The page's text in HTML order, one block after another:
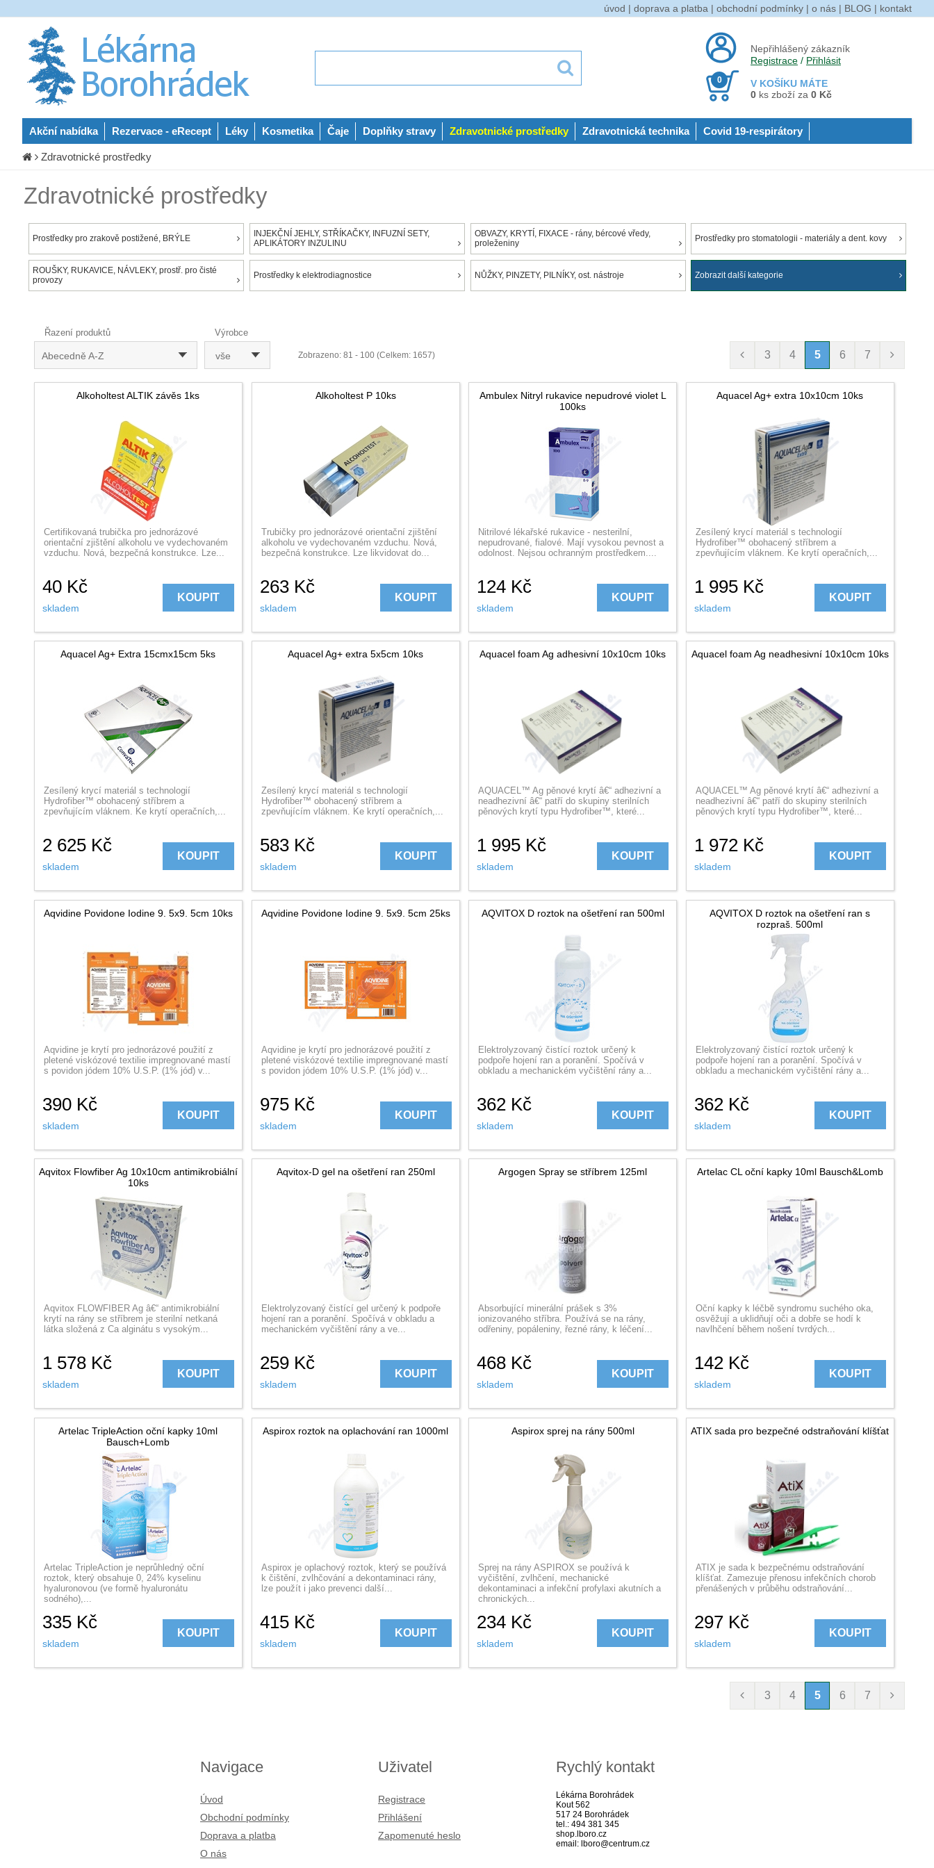
úvod | doprava a platba | obchodní podmínky | o nás | BLOG | kontakt
Nepřihlášený zákazník
Registrace / Přihlásit
V KOŠÍKU MÁTE
0
0 ks zboží za 0 Kč
Akční nabídka Rezervace - eRecept Léky Kosmetika Čaje Doplňky stravy Zdravotnické prostředky Zdravotnická technika Covid 19-respirátory
Zdravotnické prostředky
Zdravotnické prostředky
Prostředky pro zrakově postižené, BRÝLE
INJEKČNÍ JEHLY, STŘÍKAČKY, INFUZNÍ SETY,
APLIKÁTORY INZULINU
OBVAZY, KRYTÍ, FIXACE - rány, bércové vředy,
proleženiny
Prostředky pro stomatologii - materiály a dent. kovy
ROUŠKY, RUKAVICE, NÁVLEKY, prostř. pro čisté
provozy
Prostředky k elektrodiagnostice NŮŽKY, PINZETY, PILNÍKY, ost. nástroje Zobrazit další kategorie
Řazení produktů
Abecedně A-Z
Výrobce
vše Zobrazeno: 81 - 100 (Celkem: 1657) 3 4 5 6 7
Alkoholtest ALTIK závěs 1ks
Certifikovaná trubička pro jednorázové
orientační zjištění alkoholu ve vydechovaném
vzduchu. Nová, bezpečná konstrukce. Lze...
40 Kč
skladem
KOUPIT
Alkoholtest P 10ks
Trubičky pro jednorázové orientační zjištění
alkoholu ve vydechovaném vzduchu. Nová,
bezpečná konstrukce. Lze likvidovat do...
263Kč
skladem
KOUPIT
Ambulex Nitryl rukavice nepudrové violet L
100ks
Nitrilové lékařské rukavice - nesterilní,
nepudrované, fialové. Mají vysokou pevnost a
odolnost. Nejsou ochranným prostředkem....
124 Kč
skladem
KOUPIT
Aquacel Ag+ extra 10x10cm 10ks
Zesílený krycí materiál s technologií
Hydrofiber™ obohacený stříbrem a
zpevňujícím vláknem. Ke krytí operačních,...
1 995Kč
skladem
KOUPIT
Aquacel Ag+ Extra 15cmx15cm 5ks
Zesílený krycí materiál s technologií
Hydrofiber™ obohacený stříbrem a
zpevňujícím vláknem. Ke krytí operačních,...
2 625 Kč
skladem
KOUPIT
Aquacel Ag+ extra 5x5cm 10ks
Zesílený krycí materiál s technologií
Hydrofiber™ obohacený stříbrem a
zpevňujícím vláknem. Ke krytí operačních,...
583Kč
skladem
KOUPIT
Aquacel foam Ag adhesivní 10x10cm 10ks
AQUACEL™ Ag pěnové krytí â€“ adhezivní a
neadhezivní â€“ patří do skupiny sterilních
pěnových krytí typu Hydrofiber™, které...
1 995 Kč
skladem
KOUPIT
Aquacel foam Ag neadhesivní 10x10cm 10ks
AQUACEL™ Ag pěnové krytí â€“ adhezivní a
neadhezivní â€“ patří do skupiny sterilních
pěnových krytí typu Hydrofiber™, které...
1 972Kč
skladem
KOUPIT
Aqvidine Povidone Iodine 9. 5x9. 5cm 10ks
Aqvidine je krytí pro jednorázové použití z
pletené viskózové textilie impregnované mastí
s povidon jódem 10% U.S.P. (1% jód) v...
390 Kč
skladem
KOUPIT
Aqvidine Povidone Iodine 9. 5x9. 5cm 25ks
Aqvidine je krytí pro jednorázové použití z
pletené viskózové textilie impregnované mastí
s povidon jódem 10% U.S.P. (1% jód) v...
975Kč
skladem
KOUPIT
AQVITOX D roztok na ošetření ran 500ml
Elektrolyzovaný čistící roztok určený k
podpoře hojení ran a poranění. Spočívá v
obkladu a mechanickém vyčištění rány a...
362 Kč
skladem
KOUPIT
AQVITOX D roztok na ošetření ran s
rozpraš. 500ml
Elektrolyzovaný čistící roztok určený k
podpoře hojení ran a poranění. Spočívá v
obkladu a mechanickém vyčištění rány a...
362Kč
skladem
KOUPIT
Aqvitox Flowfiber Ag 10x10cm antimikrobiální
10ks
Aqvitox FLOWFIBER Ag â€“ antimikrobiální
krytí na rány se stříbrem je sterilní netkaná
látka složená z Ca alginátu s vysokým...
1 578 Kč
skladem
KOUPIT
Aqvitox-D gel na ošetření ran 250ml
Elektrolyzovaný čistící gel určený k podpoře
hojení ran a poranění. Spočívá v obkladu a
mechanickém vyčištění rány a ve...
259Kč
skladem
KOUPIT
Argogen Spray se stříbrem 125ml
Absorbující minerální prášek s 3%
ionizovaného stříbra. Používá se na rány,
odřeniny, popáleniny, řezné rány, k léčení...
468 Kč
skladem
KOUPIT
Artelac CL oční kapky 10ml Bausch&Lomb
Oční kapky k léčbě syndromu suchého oka,
osvěžují a uklidňují oči a dobře se hodí k
navlhčení během nošení tvrdých...
142Kč
skladem
KOUPIT
Artelac TripleAction oční kapky 10ml
Bausch+Lomb
Artelac TripleAction je neprůhledný oční
roztok, který obsahuje 0, 24% kyselinu
hyaluronovou (ve formě hyaluronátu
sodného),...
335 Kč
skladem
KOUPIT
Aspirox roztok na oplachování ran 1000ml
Aspirox je oplachový roztok, který se používá
k čištění, zvlhčování a dekontaminaci rány,
lze použít i jako prevenci další...
415Kč
skladem
KOUPIT
Aspirox sprej na rány 500ml
Sprej na rány ASPIROX se používá k
vyčištění, zvlhčení, mechanické
dekontaminaci a infekční profylaxi akutních a
chronických...
234 Kč
skladem
KOUPIT
ATIX sada pro bezpečné odstraňování klíšťat
ATIX je sada k bezpečnému odstraňování
klíšťat. Zamezuje přenosu infekčních chorob
přenášených v průběhu odstraňování...
297Kč
skladem
KOUPIT
3 4 5 6 7
Navigace
Úvod
Obchodní podmínky
Doprava a platba
O nás
Uživatel
Registrace
Přihlášení
Zapomenuté heslo
Rychlý kontakt
Lékárna Borohrádek
Kout 562
517 24 Borohrádek
tel.: 494 381 345
shop.lboro.cz
email: lboro@centrum.cz